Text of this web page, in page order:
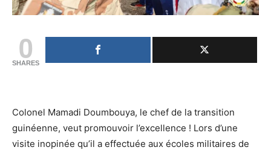
0
SHARES
Colonel Mamadi Doumbouya, le chef de la transition
guinéenne, veut promouvoir l’excellence ! Lors d’une
visite inopinée qu’il a effectuée aux écoles militaires de